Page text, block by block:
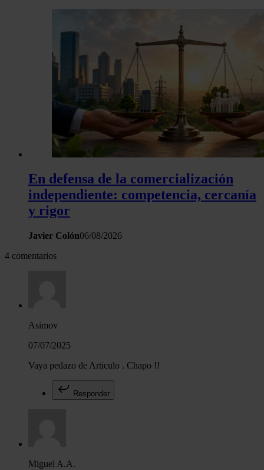
En defensa de la comercialización
independiente: competencia, cercanía
y rigor
Javier Colón06/08/2026
4 comentarios
Asimov
07/07/2025
Vaya pedazo de Articulo . Chapo !!
Responder
Miguel A.A.